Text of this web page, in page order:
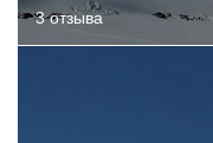
3 отзыва